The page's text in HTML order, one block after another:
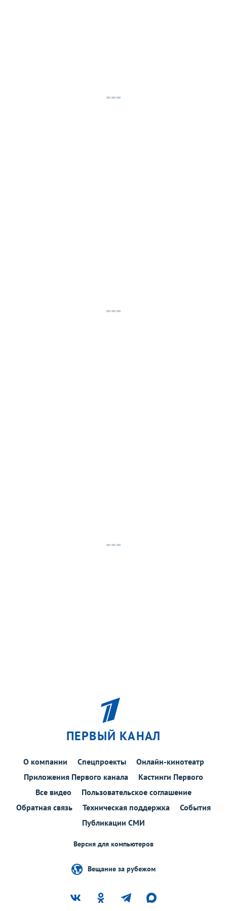
ПЕРВЫЙ КАНАЛ
О компании Спецпроекты
Онлайн-кинотеатр
Приложения Первого канала
Кастинги Первого
Все видео
Пользовательское соглашение
Обратная связь
Техническая поддержка
События
Публикации СМИ
Версия для компьютеров
Вещание за рубежом